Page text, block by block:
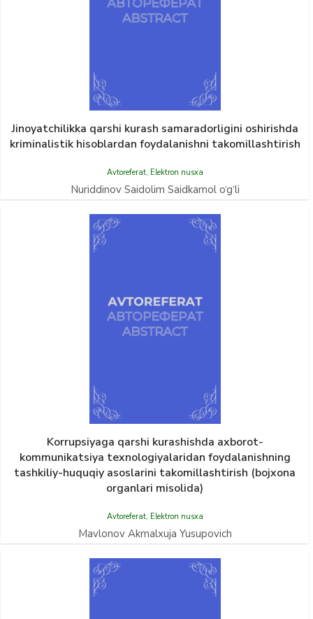
Jinoyatchilikka qarshi kurash samaradorligini oshirishda
kriminalistik hisoblardan foydalanishni takomillashtirish
Avtoreferat, Elektron nusxa
Nuriddinov Saidolim Saidkamol o‘g‘li
Korrupsiyaga qarshi kurashishda axborot-
kommunikatsiya texnologiyalaridan foydalanishning
tashkiliy-huquqiy asoslarini takomillashtirish (bojxona
organlari misolida)
Avtoreferat, Elektron nusxa
Mavlonov Akmalxuja Yusupovich